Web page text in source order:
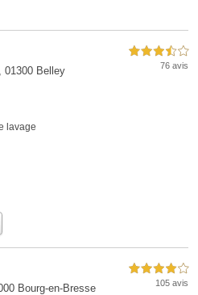
01300 Belley
3,5 étoiles sur 5
76 avis
lavage
Bourg-en-Bresse
4,0 étoiles sur 5
105 avis